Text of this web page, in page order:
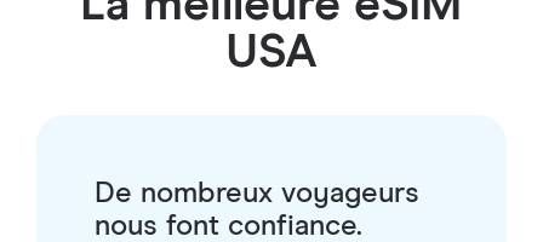
USA
De nombreux voyageurs
nous font confiance.